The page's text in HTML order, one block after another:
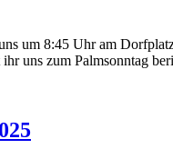
um 8:45 Uhr am
ihr uns zum Palmsonntag